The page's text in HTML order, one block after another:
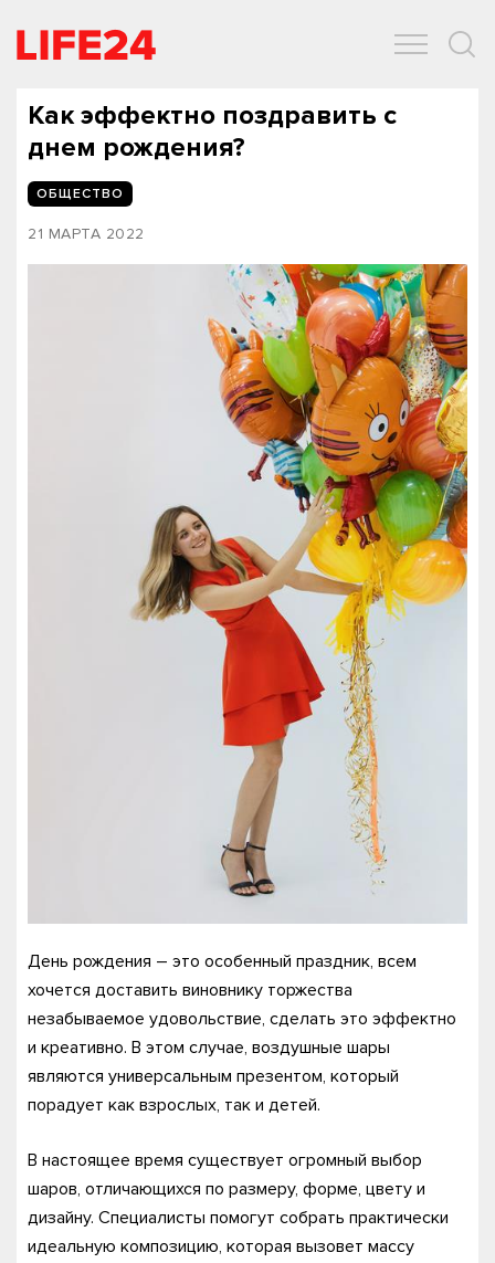
Как эффектно поздравить с
днем рождения?
ОБЩЕСТВО
21 МАРТА 2022
День рождения – это особенный праздник, всем
хочется доставить виновнику торжества
незабываемое удовольствие, сделать это эффектно
и креативно. В этом случае, воздушные шары
являются универсальным презентом, который
порадует как взрослых, так и детей.
В настоящее время существует огромный выбор
шаров, отличающихся по размеру, форме, цвету и
дизайну. Специалисты помогут собрать практически
идеальную композицию, которая вызовет массу